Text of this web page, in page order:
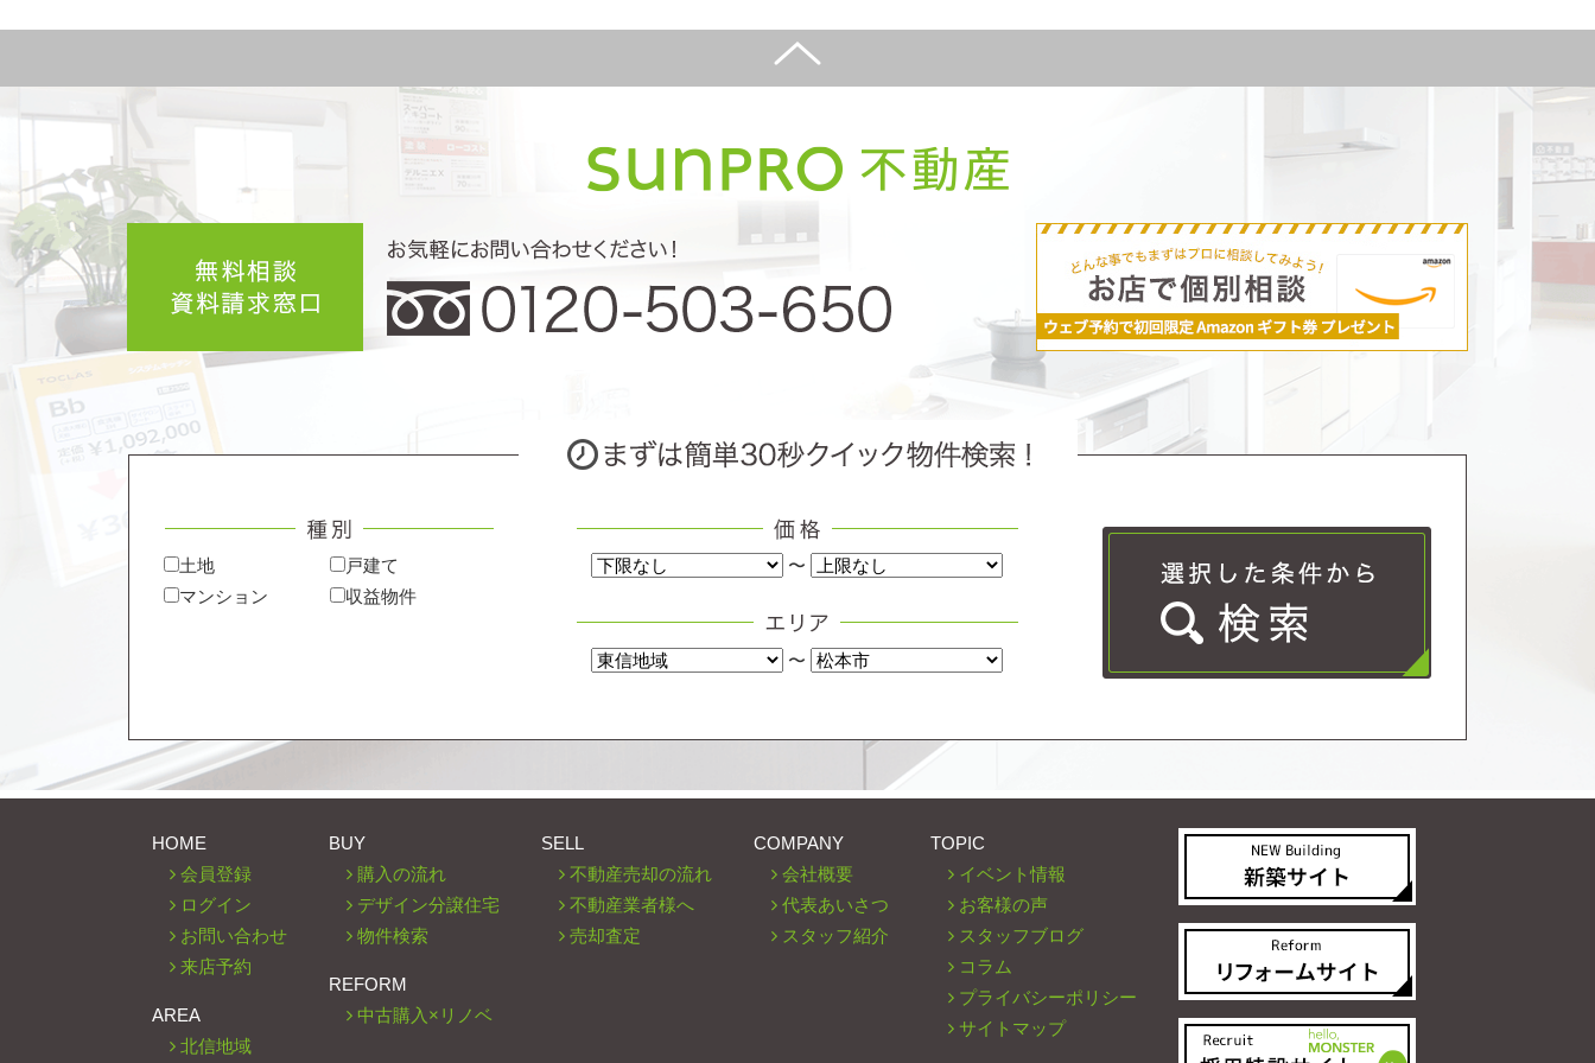
土地
戸建て
マンション
収益物件
〜
〜
HOME
会員登録
ログイン
お問い合わせ
来店予約
AREA
北信地域
BUY
購入の流れ
デザイン分譲住宅
物件検索
REFORM
中古購入×リノベ
SELL
不動産売却の流れ
不動産業者様へ
売却査定
COMPANY
会社概要
代表あいさつ
スタッフ紹介
TOPIC
イベント情報
お客様の声
スタッフブログ
コラム
プライバシーポリシー
サイトマップ